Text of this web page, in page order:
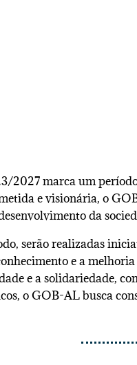
2027 marca um
e visionária, o
da
serão realizadas
e a
e a solidariedade,
o GOB-AL busca